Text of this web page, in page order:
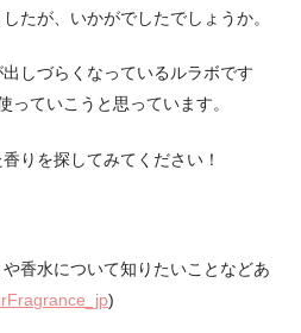
たが、いかがでしたでしょうか。
しづらくなっているルラボです
っていこうと思っています。
りを探してみてください！
香水について知りたいことなどあ
)